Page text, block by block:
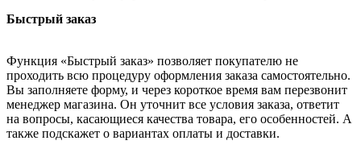
Быстрый заказ
Функция «Быстрый заказ» позволяет покупателю не
проходить всю процедуру оформления заказа самостоятельно.
Вы заполняете форму, и через короткое время вам перезвонит
менеджер магазина. Он уточнит все условия заказа, ответит
на вопросы, касающиеся качества товара, его особенностей. А
также подскажет о вариантах оплаты и доставки.